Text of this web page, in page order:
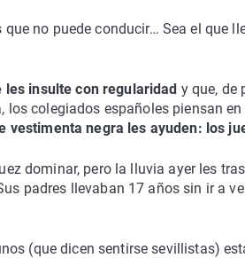
no puede conducir… Sea el que
les insulte con regularidad y que, de
colegiados españoles piensan
vestimenta negra les ayuden: los
dominar, pero la lluvia ayer les
padres llevaban 17 años sin ir a
(que dicen sentirse sevillistas)